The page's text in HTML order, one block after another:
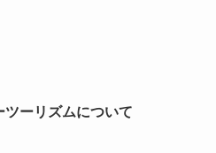
ーリズムについて